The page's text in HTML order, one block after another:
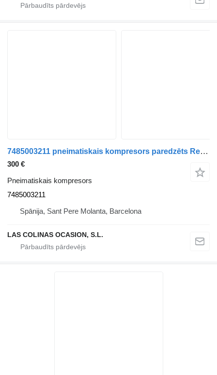
7485003211 pneimatiskais kompresors paredzēts Renault Premium kravas automašīnas
300 €
Pneimatiskais kompresors
7485003211
Spānija, Sant Pere Molanta, Barcelona
LAS COLINAS OCASION, S.L.